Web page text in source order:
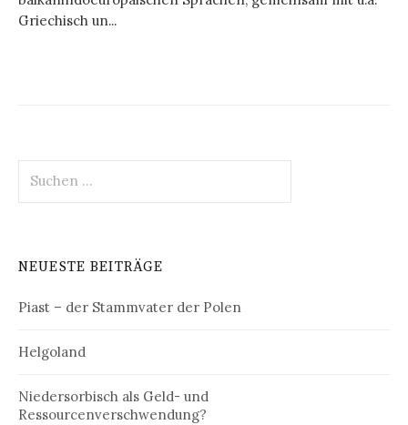
Griechisch un...
nach:
NEUESTE BEITRÄGE
Piast – der Stammvater der Polen
Helgoland
Niedersorbisch als Geld- und
Ressourcenverschwendung?